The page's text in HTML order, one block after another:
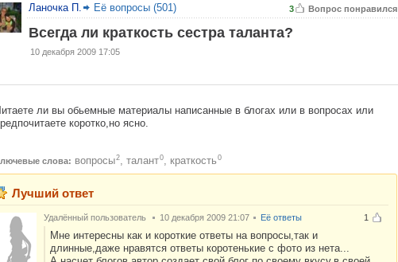
3 Вопрос понравился
Ланочка П. Её вопросы (501)
Всегда ли краткость сестра таланта?
10 декабря 2009 17:05
ли вы обьемные материалы написанные в блогах или в вопросах или
коротко,но ясно.
слова: вопросы2, талант0, краткость 0
Лучший ответ
1
Удалённый пользователь 10 декабря 2009 21:07 Её ответы
Мне интересны как и короткие ответы на вопросы,так и
длинные,даже нравятся ответы коротенькие с фото из нета...